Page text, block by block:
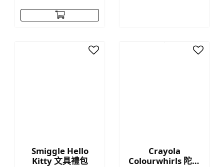
Smiggle Hello
Kitty 文具禮包
Crayola
Colourwhirls 陀螺